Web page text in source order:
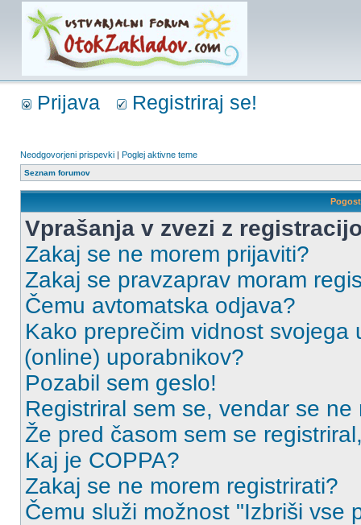
Prijava Registriraj se!
Neodgovorjeni prispevki | Poglej aktivne teme
Seznam forumov
Vprašanja v zvezi z
Zakaj se ne morem prijaviti?
Zakaj se pravzaprav moram
Čemu avtomatska odjava?
Kako preprečim vidnost
(online) uporabnikov?
Pozabil sem geslo!
Registriral sem se, vendar se ne
Že pred časom sem se
Kaj je COPPA?
Zakaj se ne morem registrirati?
Čemu služi možnost "Izbriši vse